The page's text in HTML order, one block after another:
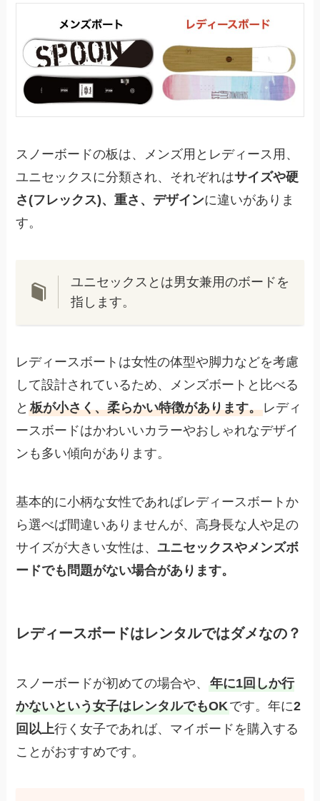
スノーボードの板は、メンズ用とレディース用、
ユニセックスに分類され、それぞれはサイズや硬
さ(フレックス)、重さ、デザインに違いがありま
す。
ユニセックスとは男女兼用のボードを
指します。
レディースボートは女性の体型や脚力などを考慮
して設計されているため、メンズボートと比べる
と板が小さく、柔らかい特徴があります。レディ
ースボードはかわいいカラーやおしゃれなデザイ
ンも多い傾向があります。
基本的に小柄な女性であればレディースボートか
ら選べば間違いありませんが、高身長な人や足の
サイズが大きい女性は、ユニセックスやメンズボ
ードでも問題がない場合があります。
レディースボードはレンタルではダメなの？
スノーボードが初めての場合や、 年に1回しか行
かないという女子はレンタルでもOK です。年に2
回以上行く女子であれば、マイボードを購入する
ことがおすすめです。